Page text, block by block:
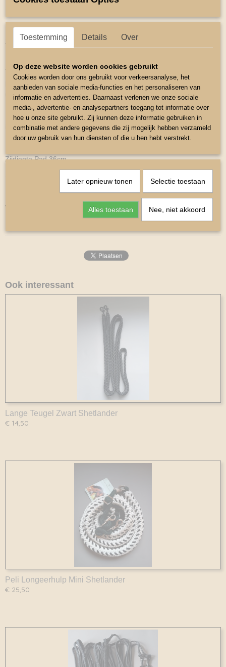
Rijpad leuk voor de kleintjes
Zeer licht boomloos rijkussen met handvat
antislip matriaal
bieden de pad een uitstekende pasvorm op de rug van de
shetlander.
De kleine rand van kunst bont op de rug voorkomt schuren
inclusief Singel
Ruglengte 42 cm
Zijdiepte Pad 36cm
Singelstoten 25 cm
Wasbaar 30 graden
Ook interessant
Lange Teugel Zwart Shetlander
€ 14,50
Peli Longeerhulp Mini Shetlander
€ 25,50
Toestemming Details Over
Op deze website worden cookies gebruikt
Cookies worden door ons gebruikt voor verkeersanalyse, het
aanbieden van sociale media-functies en het personaliseren van
informatie en advertenties. Daarnaast verlenen we onze sociale
media-, advertentie- en analysepartners toegang tot informatie over
hoe u onze site gebruikt. Zij kunnen deze informatie gebruiken in
combinatie met andere gegevens die zij mogelijk hebben verzameld
door uw gebruik van hun diensten of die u hen hebt verstrekt.
Later opnieuw tonen Selectie toestaan
Alles toestaan Nee, niet akkoord